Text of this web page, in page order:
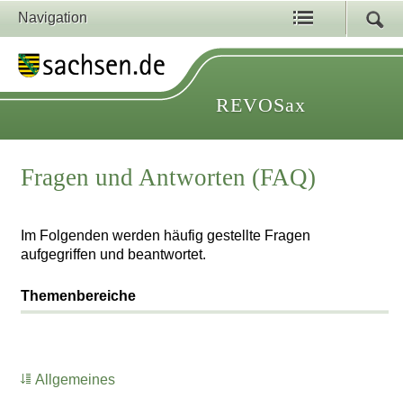
Navigation
REVOSax
Fragen und Antworten (FAQ)
Im Folgenden werden häufig gestellte Fragen
aufgegriffen und beantwortet.
Themenbereiche
Allgemeines